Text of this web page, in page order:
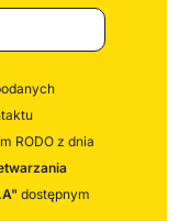
RODO z dnia
dostępnym